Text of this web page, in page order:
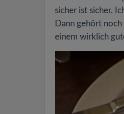
sicher ist sicher.
Dann gehört
einem wirklich